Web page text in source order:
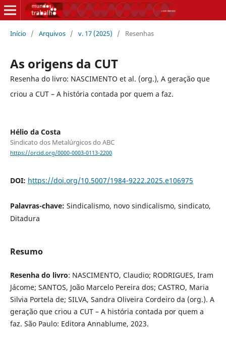
Início / Arquivos / v. 17 (2025) / Resenhas
As origens da CUT
Resenha do livro: NASCIMENTO et al. (org.), A geração que
criou a CUT – A história contada por quem a faz.
Hélio da Costa
Sindicato dos Metalúrgicos do ABC
https://orcid.org/0000-0003-0113-2200
DOI: https://doi.org/10.5007/1984-9222.2025.e106975
Palavras-chave: Sindicalismo, novo sindicalismo, sindicato,
Ditadura
Resumo
Resenha do livro: NASCIMENTO, Claudio; RODRIGUES, Iram
Jácome; SANTOS, João Marcelo Pereira dos; CASTRO, Maria
Silvia Portela de; SILVA, Sandra Oliveira Cordeiro da (org.). A
geração que criou a CUT – A história contada por quem a
faz. São Paulo: Editora Annablume, 2023.